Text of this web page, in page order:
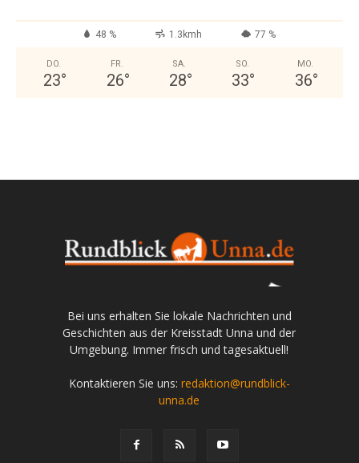
48 % 1.3kmh 77 %
DO.
23°
FR.
26°
SA.
28°
SO.
33°
MO.
36°
Bei uns erhalten Sie lokale Nachrichten und
Geschichten aus der Kreisstadt Unna und der
Umgebung. Immer frisch und tagesaktuell!
Kontaktieren Sie uns: redaktion@rundblick-
unna.de